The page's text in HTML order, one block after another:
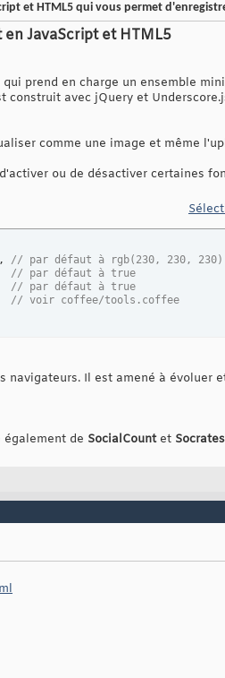
et HTML5 qui vous permet
JavaScript et HTML5
prend en charge un ensemble
construit avec jQuery et
comme une image et même
ou de désactiver certaines
, // par défaut à rgb(230, 230, 230)
// par défaut à true
// par défaut à true
// voir coffee/tools.coffee
navigateurs. Il est amené à évoluer
également de SocialCountet Socrates